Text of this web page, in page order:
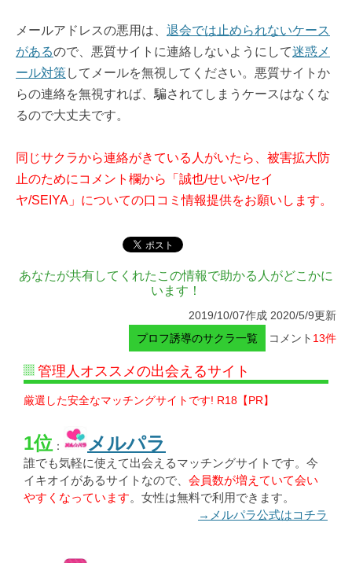
メールアドレスの悪用は、 退会では止められないケース
があるので、悪質サイトに連絡しないようにして迷惑メ
ール対策してメールを無視してください。悪質サイトか
らの連絡を無視すれば、騙されてしまうケースはなくな
るので大丈夫です。
同じサクラから連絡がきている人がいたら、被害拡大防
止のためにコメント欄から「誠也/せいや/セイ
ヤ/SEIYA」についての口コミ情報提供をお願いします。
あなたが共有してくれたこの情報で助かる人がどこかに
います！
2019/10/07作成 2020/5/9更新
プロフ誘導のサクラ一覧
コメント 13件
管理人オススメの出会えるサイト
厳選した安全なマッチングサイトです! R18【PR】
1位 ： メルパラ
誰でも気軽に使えて出会えるマッチングサイトです。今
イキオイがあるサイトなので、 会員数が増えていて会い
やすくなっています。女性は無料で利用できます。
→メルパラ公式はコチラ